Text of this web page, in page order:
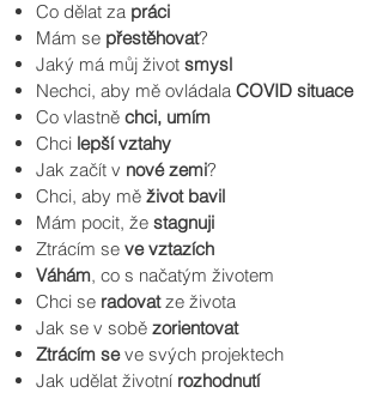
Co dělat za práci
Mám se přestěhovat?
Jaký má můj život smysl
Nechci, aby mě ovládala COVID situace
Co vlastně chci, umím
Chci lepší vztahy
Jak začít v nové zemi?
Chci, aby mě život bavil
Mám pocit, že stagnuji
Ztrácím se ve vztazích
Váhám, co s načatým životem
Chci se radovatze života
Jak se v sobě zorientovat
Ztrácím seve svých projektech
Jak udělat životní rozhodnutí